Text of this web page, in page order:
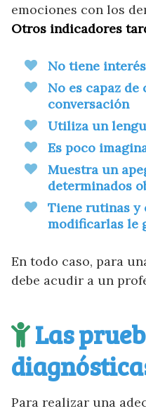
emociones con los
Otros indicadores
No tiene
No es capaz
conversación
Utiliza un
Es poco
Muestra un
determinados
Tiene rutinas y
modificarlas le
En todo caso, para
debe acudir a un
Las
Para realizar una